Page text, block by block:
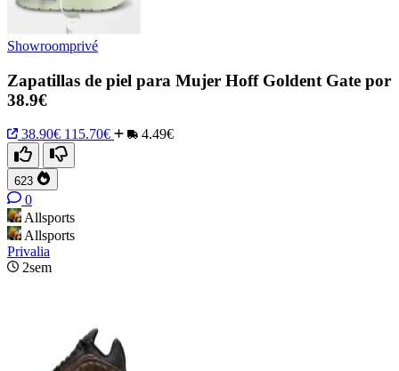
Showroomprivé
Zapatillas de piel para Mujer Hoff Goldent Gate por
38.9€
38.90€ 115.70€ 4.49€
623
0
Allsports
Allsports
Privalia
2sem